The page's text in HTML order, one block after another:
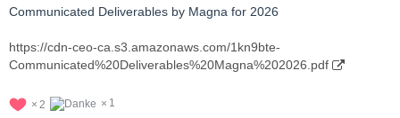
Communicated Deliverables by Magna for 2026
https://cdn-ceo-ca.s3.amazonaws.com/1kn9bte-
Communicated%20Deliverables%20Magna%202026.pdf
2 1